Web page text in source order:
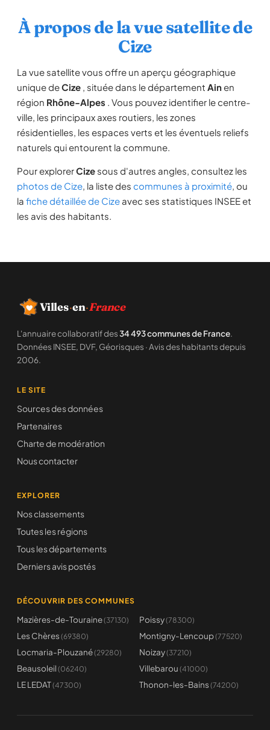
À propos de la vue satellite de
Cize
La vue satellite vous offre un aperçu géographique
unique deCize , située dans le département Ainen
région Rhône-Alpes . Vous pouvez identifier le centre-
ville, les principaux axes routiers, les zones
résidentielles, les espaces verts et les éventuels reliefs
naturels qui entourent la commune.
Pour explorerCize sous d'autres angles, consultez les
photos de Cize, la liste des communes à proximité, ou
la fiche détaillée de Cize avec ses statistiques INSEE et
les avis des habitants.
Villes·en·France
L'annuaire collaboratif des34 493 communes de France.
Données INSEE, DVF, Géorisques · Avis des habitants depuis
2006.
LE SITE
Sources des données
Partenaires
Charte de modération
Nous contacter
EXPLORER
Nos classements
Toutes les régions
Tous les départements
Derniers avis postés
DÉCOUVRIR DES COMMUNES
Mazières-de-Touraine(37130) Poissy(78300)
Les Chères (69380) Montigny-Lencoup(77520)
Locmaria-Plouzané(29280) Noizay(37210)
Beausoleil (06240) Villebarou (41000)
LE LEDAT(47300) Thonon-les-Bains (74200)